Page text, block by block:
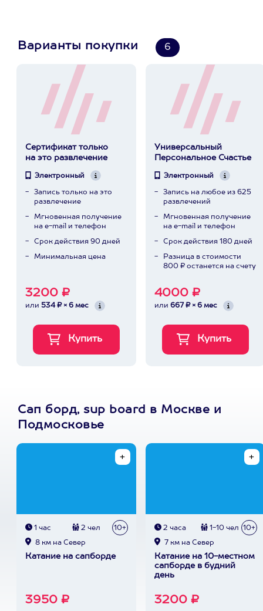
Варианты покупки 6
Сертификат только
на это развлечение
Электронный
Запись только на это
развлечение
Мгновенная получение
на e-mail и телефон
Срок действия 90 дней
Минимальная цена
3200 ₽
или 534 ₽ × 6 мес
Универсальный
Персональное Счастье
Электронный
Запись на любое из 625
развлечений
Мгновенная получение
на e-mail и телефон
Срок действия 180 дней
Разница в стоимости
800 ₽ останется на счету
4000 ₽
или 667 ₽ × 6 мес
Сап борд, sup board в Москве и
Подмосковье
1 час 2 чел 10+
8 км на Север
Катание на сапборде
3950 ₽
2 часа 1-10 чел 10+
7 км на Север
Катание на 10-местном
сапборде в будний
день
3200 ₽